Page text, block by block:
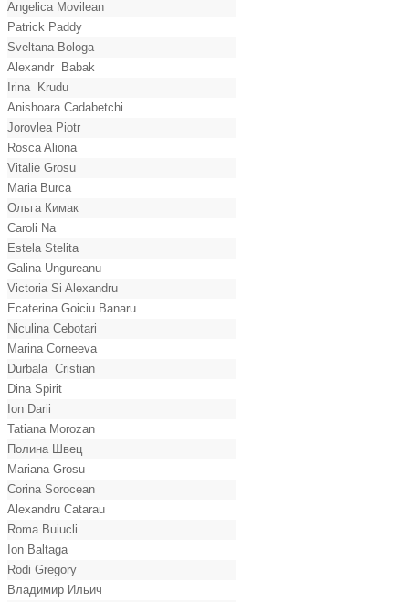
Angelica Movilean
Patrick Paddy
Sveltana Bologa
Alexandr Babak
Irina Krudu
Anishoara Cadabetchi
Jorovlea Piotr
Rosca Aliona
Vitalie Grosu
Maria Burca
Ольга Кимак
Caroli Na
Estela Stelita
Galina Ungureanu
Victoria Si Alexandru
Ecaterina Goiciu Banaru
Niculina Cebotari
Marina Corneeva
Durbala Cristian
Dina Spirit
Ion Darii
Tatiana Morozan
Полина Швец
Mariana Grosu
Corina Sorocean
Alexandru Catarau
Roma Buiucli
Ion Baltaga
Rodi Gregory
Владимир Ильич